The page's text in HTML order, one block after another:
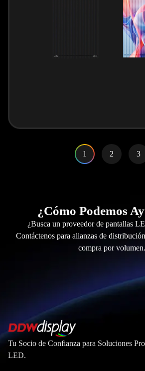
1 2 3
¿Cómo Podemos
¿Busca un proveedor de pantallas
Contáctenos para alianzas de
compra por volumen.
Tu Socio de Confianza para Soluciones
LED.